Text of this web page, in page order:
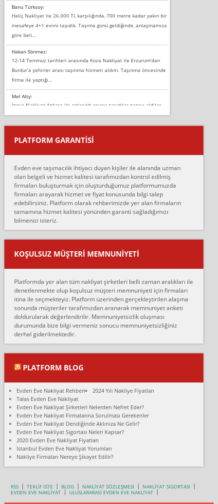
Banu Türksoy:
Haliç Nakliyat ile 26.000 TL karşılığında, 700 metre kadar yakın bir
mesafeye 4+1 evimi taşıdık. Taşıma günü geldiğinde, anlaşmamıza
göre beli...
Hakan Sönmez:
12-14 Temmuz tarihleri arasında Koza Nakliyat ile Erzurum’dan
Burdur’a şehirler arası taşınma hizmeti aldım. Taşınma öncesinde
firma ile yaptığı...
Mel Alty:
İnova Nakliyat Ankara ile anlaşıldı eşyayı taşıdılar parayı aldılar.
Salon duvarına bir baktım birisi boydan alüminyum renkli bantı
yapıştırm...
Murat:
çalıştıklarını, müş...
Ahmet:
Lüleburgaz güngünes evden eve naklyat eşyalarımı taşımak için
anlaştık sabah eve geldiklerinde de eşyalarımı düzgün şekilde
sarcaz demelerine r...
mehmet güldü:
Ankara ALİCANLAR NAKLİYAT Tutarsız ve ticari ahlak problemleri
var verdikleri fiyat teklifini arttırdılar. Sonrasında taşıma gününde
oldukça tutarsı...
Ankara Alicanlar naklyat tel 5465524025. 2600 TL'ye ankaradan
Konya ya Alicanlar naklyat la anlaştık bu şahıs evin taşınacağı gün
fiyatın mazoto gele...
Fatih kokmese:
Diyarbakır dan eşyamı getirtmek için anlaştım sözleşme yaptım.
Son anda fiyat artırdılar.. mecburiyetten tasittim.. bu kişiler ağrılı
Ali:
olduk. Asansörlü dediler sonra uraya asansör kurulmaz dediler
fark istediler. ortada asa...
Nimet:
Ben 2021 Ağustos ilk haftası Evimi taşıdım yani İstanbul'un bir
Mahallesi'nden bir başka Mahallesi'ne yani Ümraniye bölgesinde
oturuyorum önceleri ara...
Nimet Köse:
Merhaba ben 2021 Ağustos ilk haftası evimi Ümraniye'den Çok
Hancıoğlu naklyatla taşındım...
PLATFORM GARANTİSİ
Evden eve taşımacılık ihtiyacı duyan kişiler ile alanında uzman
olan belgeli ve hizmet kalitesi tarafımızdan kontrol edilmiş
firmaları buluşturmak için oluşturduğumuz platformumuzda
firmaları arayarak hizmet ve fiyat konusunda bilgi talep
edebilirsiniz. Platform olarak rehberimizde yer alan firmaların
tamamına hizmet kalitesi yönünden garanti sağladığımızı
bilmenizi isteriz.
KOŞULSUZ MÜŞTERI MEMNUNIYETI
Platformda yer alan tüm nakliyat şirketleri belli zaman aralıkları ile
denetlenmekte olup koşulsuz müşteri memnuniyeti için firmaları
itina ile seçmekteyiz. Platform üzerinden gerçekleştirilen alaşma
sonunda müşteriler tarafımızdan aranarak memnuniyet anketi
doldurularak değerlendirilir. Memnuniyetsizlik oluşması
durumunda bize bilgi vermeniz sonucu memnuniyetsizliğiniz
derhal giderilmektedir.
PLATFORM BLOG
Evden Eve Nakliyat Rehberi
2024 Yılı Nakliye Fiyatları
Talas Evden Eve Nakliyat
Evden Eve Nakliyat Şirketleri Nelerden Nefret Eder?
Evden Eve Nakliyat Firmalarına Sorulması Gerekenler
Evden Eve Nakliyat Dendiğinde Aklınıza Ne Gelir?
Evden Eve Nakliyat Sigortası Neleri Kapsar?
2020 Evden Eve Nakliyat Fiyatları
İstanbul Evden Eve Nakliyat Yorumları
Nakliye Firmaları Nereye Şikayet Edilir?
RSS TEKLİF İSTE BLOG NAKLİYAT SÖZLEŞMESİ
NAKLİYAT SİGORTASI
EVDEN EVE NAKLİYAT
ULUSLARARASI EVDEN EVE NAKLİYAT